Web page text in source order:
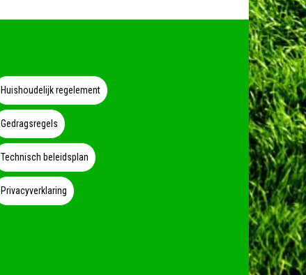
Huishoudelijk regelement
Gedragsregels
Technisch beleidsplan
Privacyverklaring